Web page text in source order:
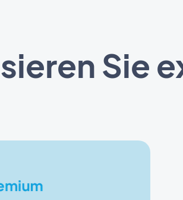
Sie